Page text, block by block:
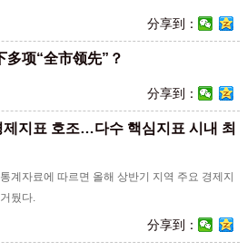
分享到：
多项“全市领先”？
分享到：
지표 호조…다수 핵심지표 시내 최
계자료에 따르면 올해 상반기 지역 주요 경제지
뒀다.
分享到：